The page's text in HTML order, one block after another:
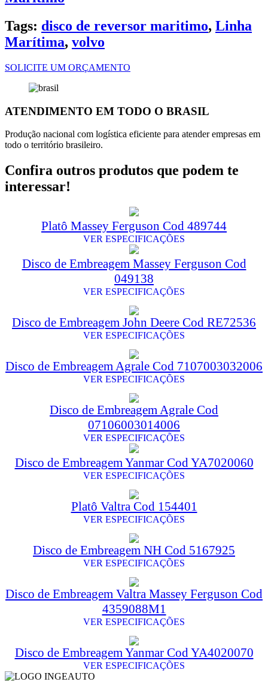
Tags: disco de reversor maritimo, Linha
Marítima, volvo
SOLICITE UM ORÇAMENTO
ATENDIMENTO EM TODO O BRASIL
Produção nacional com logística eficiente para atender empresas em
todo o território brasileiro.
Confira outros produtos que podem te
interessar!
Platô Massey Ferguson Cod 489744
VER ESPECIFICAÇÕES
Disco de Embreagem Massey Ferguson Cod
049138
VER ESPECIFICAÇÕES
Disco de Embreagem John Deere Cod RE72536
VER ESPECIFICAÇÕES
Disco de Embreagem Agrale Cod 7107003032006
VER ESPECIFICAÇÕES
Disco de Embreagem Agrale Cod
07106003014006
VER ESPECIFICAÇÕES
Disco de Embreagem Yanmar Cod YA7020060
VER ESPECIFICAÇÕES
Platô Valtra Cod 154401
VER ESPECIFICAÇÕES
Disco de Embreagem NH Cod 5167925
VER ESPECIFICAÇÕES
Disco de Embreagem Valtra Massey Ferguson Cod
4359088M1
VER ESPECIFICAÇÕES
Disco de Embreagem Yanmar Cod YA4020070
VER ESPECIFICAÇÕES